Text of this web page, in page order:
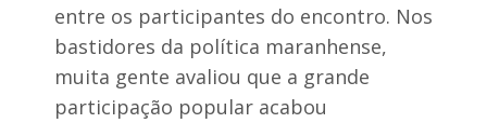
entre os participantes do encontro. Nos
bastidores da política maranhense,
muita gente avaliou que a grande
participação popular acabou